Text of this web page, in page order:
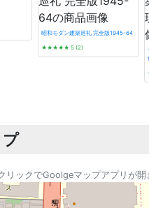
昭和モダン建築巡礼 完全版1945-64
★★★★★ 5 (2)
リックでGoolgeマップアプリが開